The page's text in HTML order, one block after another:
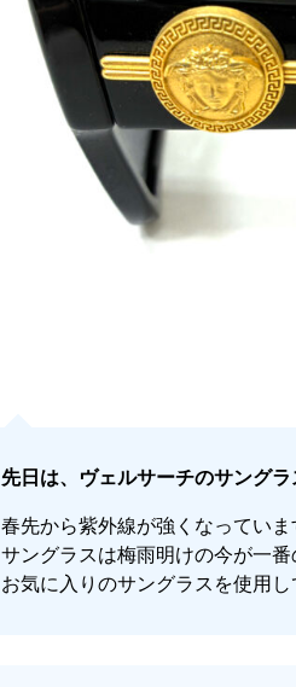
先日は、ヴェルサーチのサング
春先から紫外線が強くなっていま
サングラスは梅雨明けの今が一番
お気に入りのサングラスを使用